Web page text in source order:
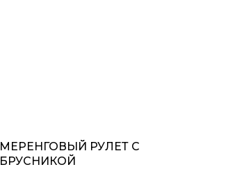
МЕРЕНГОВЫЙ РУЛЕТ С
БРУСНИКОЙ